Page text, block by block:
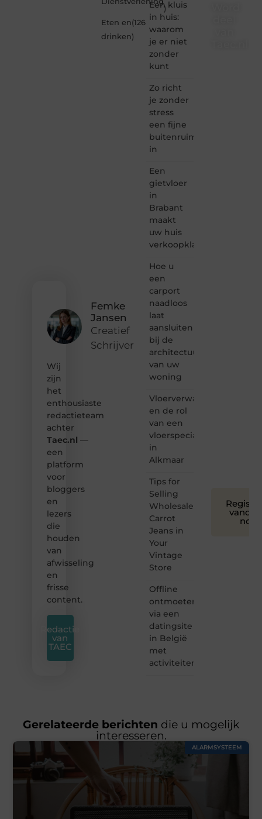
Femke
Jansen
Creatief
Schrijver
Wij
zijn
het
enthousiaste
redactieteam
achter
Taec.nl —
een
platform
voor
bloggers
en
lezers
die
houden
van
afwisseling
en
frisse
content.
Redactie
van
TAEC
)
Eten en
drinken
(126
)
Een kluis
in huis:
waarom
je er niet
zonder
kunt
Zo richt
je zonder
stress
een fijne
buitenruimte
in
Een
gietvloer
in
Brabant
maakt
uw huis
verkoopklaar
Hoe u
een
carport
naadloos
laat
aansluiten
bij de
architectuur
van uw
woning
Vloerverwarming
en de rol
van een
vloerspecialist
in
Alkmaar
Tips for
Selling
Wholesale
Carrot
Jeans in
Your
Vintage
Store
Offline
ontmoeten
via een
datingsite
in België
met
activiteiten
nog
Gerelateerde berichten die u mogelijk
interesseren.
ALARMSYSTEEM